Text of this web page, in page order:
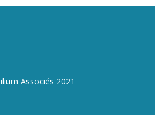
Associés 2021